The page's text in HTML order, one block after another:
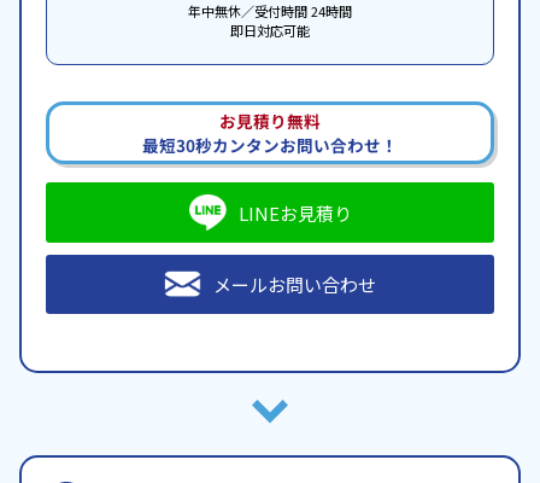
年中無休／受付時間 24時間
即日対応可能
お見積り無料
最短30秒カンタンお問い合わせ！
LINEお見積り
メールお問い合わせ